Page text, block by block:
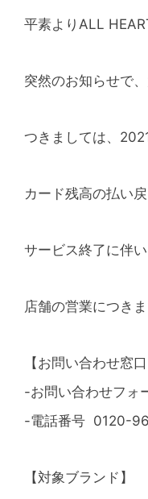
平素よりALL
突然のお知らせで
つきましては、
カード残高の払い
サービス終了に伴
店舗の営業につき
【お問い合わせ窓
-お問い合わせフォ
-電話番号 0120-
【対象ブランド】